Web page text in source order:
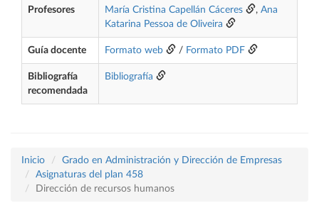
Profesores María Cristina Capellán Cáceres , Ana
Katarina Pessoa de Oliveira
Guía docente Formato web / Formato PDF
Bibliografía
recomendada
Bibliografía
Inicio
Grado en Administración y Dirección de Empresas
Asignaturas del plan 458
Dirección de recursos humanos